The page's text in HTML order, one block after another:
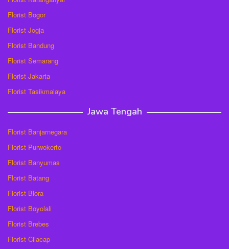
Florist Bogor
Florist Jogja
Florist Bandung
Florist Semarang
Florist Jakarta
Florist Tasikmalaya
Jawa Tengah
Florist Banjarnegara
Florist Purwokerto
Florist Banyumas
Florist Batang
Florist Blora
Florist Boyolali
Florist Brebes
Florist Cilacap